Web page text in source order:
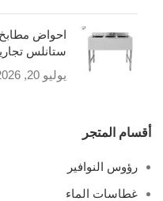
احواض
ستانلس
يوليو 20, 2026
أقسام المتجر
رؤوس النوافير
غطاسات الماء